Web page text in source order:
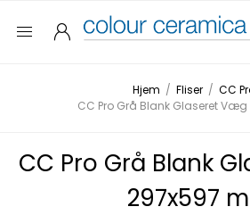
Hjem / Fliser / CC
CC Pro Grå Blank Glaseret
CC Pro Grå Blank
297x597